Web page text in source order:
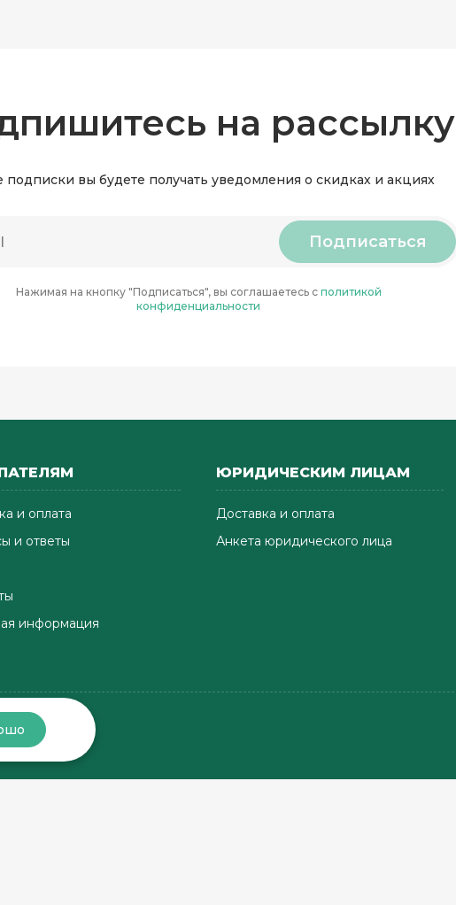
на рассылку
подписки вы будете получать уведомления о скидках и акциях
Подписаться
Нажимая на кнопку "Подписаться", вы соглашаетесь с политикой
конфиденциальности
и оплата
и ответы
информация
ЮРИДИЧЕСКИМ ЛИЦАМ
Доставка и оплата
Анкета юридического лица